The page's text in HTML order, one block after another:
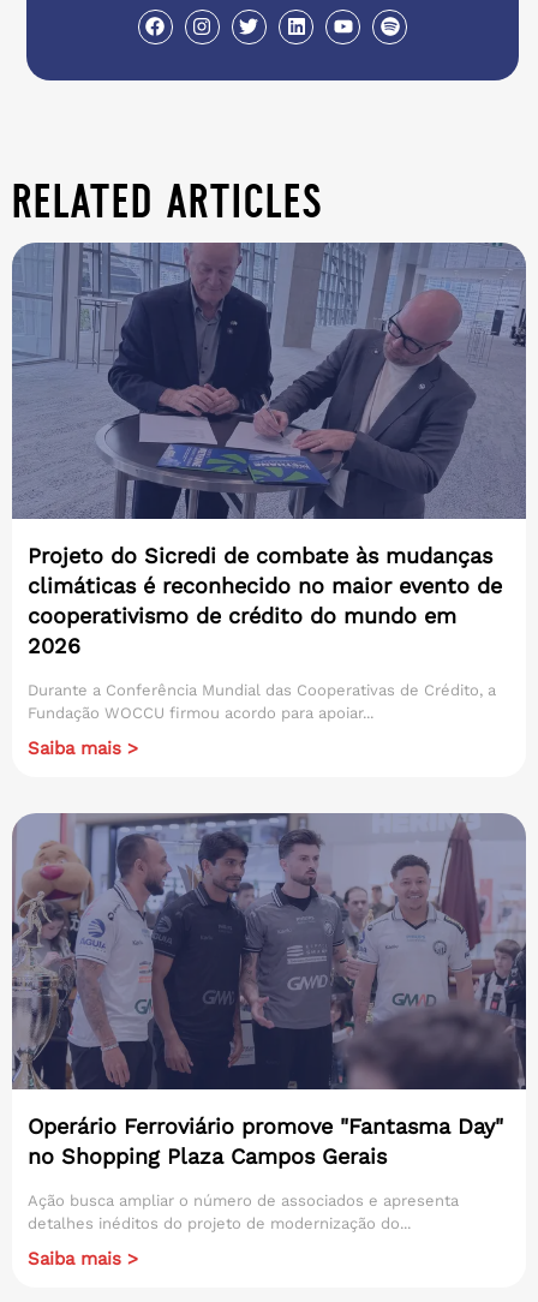
related articles
Projeto do Sicredi de combate às mudanças
climáticas é reconhecido no maior evento de
cooperativismo de crédito do mundo em
2026
Durante a Conferência Mundial das Cooperativas de Crédito, a
Fundação WOCCU firmou acordo para apoiar...
Saiba mais >
Operário Ferroviário promove "Fantasma Day"
no Shopping Plaza Campos Gerais
Ação busca ampliar o número de associados e apresenta
detalhes inéditos do projeto de modernização do...
Saiba mais >